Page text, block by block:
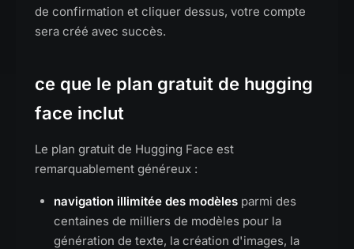
de confirmation et cliquer dessus, votre compte
sera créé avec succès.
ce que le plan gratuit de hugging
face inclut
Le plan gratuit de Hugging Face est
remarquablement généreux :
navigation illimitée des modèles parmi des
centaines de milliers de modèles pour la
génération de texte, la création d'images, la